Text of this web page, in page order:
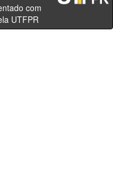
com
UTFPR